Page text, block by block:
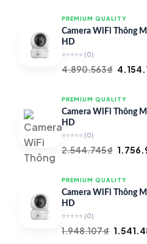
PREMIUM QUALITY
Camera WiFi Thông
HD
⭐⭐⭐⭐⭐ (0)
4.890.563₫ Giá
là:
PREMIUM QUALITY
Camera WiFi Thông
HD
⭐⭐⭐⭐⭐ (0)
2.544.745₫ Giá
là:
PREMIUM QUALITY
Camera WiFi Thông
HD
⭐⭐⭐⭐⭐ (0)
1.948.107₫ Giá